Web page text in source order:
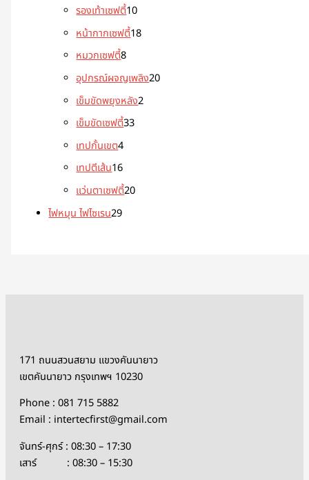
รองเท้าเซฟตี้10
หน้ากากเซฟตี้18
หมวกเซฟตี้8
อุปกรณ์ผจญเพลิง20
เข็มขัดพยุงหลัง2
เข็มขัดเซฟตี้33
เทปกั้นเขต4
เทปตีเส้น16
แว่นตาเซฟตี้20
ไฟหมุน ไฟไซเรน29
171 ถนนสวนสยาม แขวงคันนายาว
เขตคันนายาว กรุงเทพฯ 10230
Phone : 081 715 5882
Email : intertecfirst@gmail.com
จันทร์-ศุกร์ : 08:30 – 17:30
เสาร์ : 08:30 – 15:30